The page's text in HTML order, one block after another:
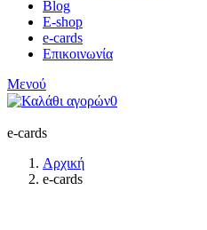
Blog
E-shop
e-cards
Επικοινωνία
Μενού
0
e-cards
Αρχική
e-cards